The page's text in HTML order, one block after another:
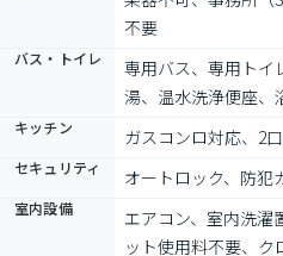
不要
バス・トイレ
専用バス、専用トイ
湯、温水洗浄便座、
キッチン ガスコンロ対応、2
セキュリティ オートロック、防犯
室内設備
エアコン、室内洗濯
ット使用料不要、ク